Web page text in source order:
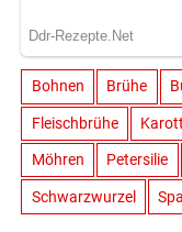
Bohnen Brühe
Fleischbrühe
Möhren Petersilie
Schwarzwurzel